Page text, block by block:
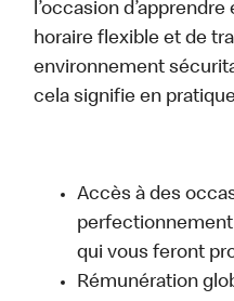
l’occasion
horaire flexible et de
environnement
cela signifie en
Accès à des
qui vous feront
Rémunération